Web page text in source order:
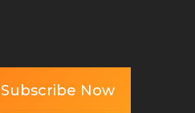
Subscribe Now